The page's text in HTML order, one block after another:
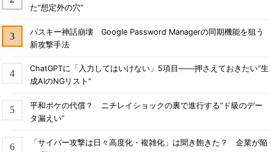
た“想定外の穴”
パスキー神話崩壊 Google Password Managerの同期機能を狙う
新攻撃手法
ChatGPTに「入力してはいけない」5項目――押さえておきたい“生
成AIのNGリスト”
平和ボケの代償？ ニチレイショックの裏で進行する“ド級のデー
タ漏えい”
「サイバー攻撃は日々高度化・複雑化」は聞き飽きた？ 企業が陥